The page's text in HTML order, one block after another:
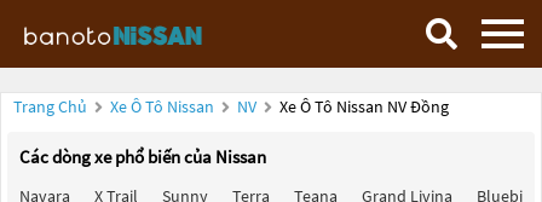
Trang Chủ Xe Ô Tô Nissan NV Xe Ô Tô Nissan NV Đồng
Các dòng xe phổ biến của Nissan
Navara X Trail Sunny Terra Teana Grand Livina Bluebird